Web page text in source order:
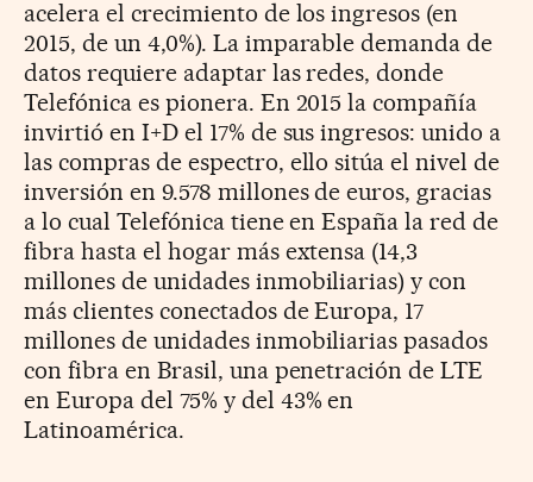
acelera el crecimiento de los ingresos (en
2015, de un 4,0%). La imparable demanda de
datos requiere adaptar las redes, donde
Telefónica es pionera. En 2015 la compañía
invirtió en I+D el 17% de sus ingresos: unido a
las compras de espectro, ello sitúa el nivel de
inversión en 9.578 millones de euros, gracias
a lo cual Telefónica tiene en España la red de
fibra hasta el hogar más extensa (14,3
millones de unidades inmobiliarias) y con
más clientes conectados de Europa, 17
millones de unidades inmobiliarias pasados
con fibra en Brasil, una penetración de LTE
en Europa del 75% y del 43% en
Latinoamérica.